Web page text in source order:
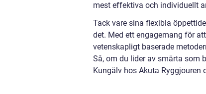
mest effektiva och individuellt
Tack vare sina flexibla
det. Med ett engagemang för
vetenskapligt baserade
Så, om du lider av smärta som
Kungälv hos Akuta Ryggjouren